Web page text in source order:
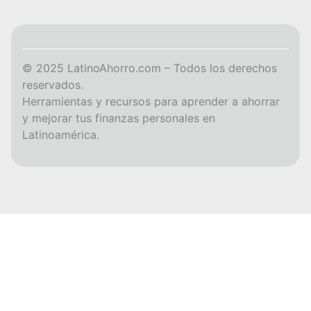
© 2025 LatinoAhorro.com – Todos los derechos
reservados.
Herramientas y recursos para aprender a ahorrar
y mejorar tus finanzas personales en
Latinoamérica.